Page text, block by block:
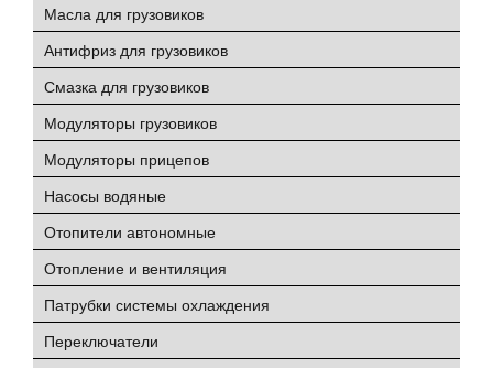
Масла для грузовиков
Антифриз для грузовиков
Смазка для грузовиков
Модуляторы грузовиков
Модуляторы прицепов
Насосы водяные
Отопители автономные
Отопление и вентиляция
Патрубки системы охлаждения
Переключатели